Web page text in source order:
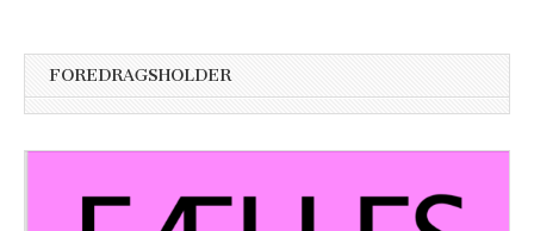
FOREDRAGSHOLDER